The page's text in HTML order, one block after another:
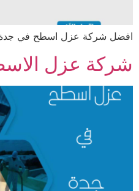
افضل شركة عزل اسطح في
شركة عزل